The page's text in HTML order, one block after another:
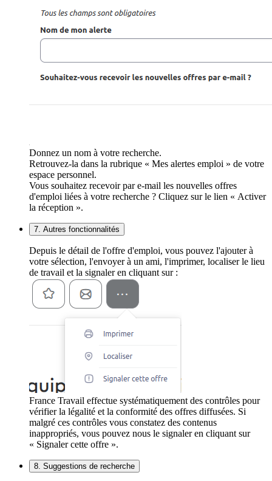
Donnez un nom à votre recherche.
Retrouvez-la dans la rubrique « Mes alertes emploi » de votre
espace personnel.
Vous souhaitez recevoir par e-mail les nouvelles offres
d'emploi liées à votre recherche ? Cliquez sur le lien « Activer
la réception ».
7. Autres fonctionnalités
Depuis le détail de l'offre d'emploi, vous pouvez l'ajouter à
votre sélection, l'envoyer à un ami, l'imprimer, localiser le lieu
de travail et la signaler en cliquant sur :
France Travail effectue systématiquement des contrôles pour
vérifier la légalité et la conformité des offres diffusées. Si
malgré ces contrôles vous constatez des contenus
inappropriés, vous pouvez nous le signaler en cliquant sur
« Signaler cette offre ».
8. Suggestions de recherche